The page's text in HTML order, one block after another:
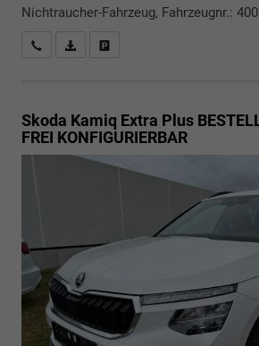
Nichtraucher-Fahrzeug, Fahrzeugnr.:
Rückrufbitte absenden
PDF-Datei, Fahrzeugexposé drucken
Skoda Kamiq Extra Plus
FREI KONFIGURIERBAR